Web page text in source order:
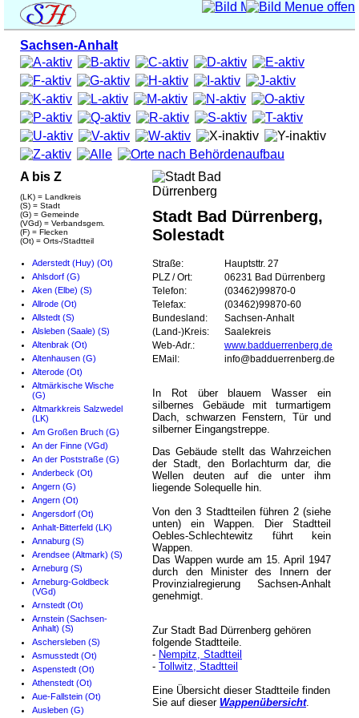
Sachsen-Anhalt
A bis Z
(LK) = Landkreis
(S) = Stadt
(G) = Gemeinde
(VGd) = Verbandsgem.
(F) = Flecken
(Ot) = Orts-/Stadtteil
Aderstedt (Huy) (Ot)
Ahlsdorf (G)
Aken (Elbe) (S)
Allrode (Ot)
Allstedt (S)
Alsleben (Saale) (S)
Altenbrak (Ot)
Altenhausen (G)
Alterode (Ot)
Altmärkische Wische
(G)
Altmarkkreis Salzwedel
(LK)
Am Großen Bruch (G)
An der Finne (VGd)
An der Poststraße (G)
Anderbeck (Ot)
Angern (G)
Angern (Ot)
Angersdorf (Ot)
Anhalt-Bitterfeld (LK)
Annaburg (S)
Arendsee (Altmark) (S)
Arneburg (S)
Arneburg-Goldbeck
(VGd)
Arnstedt (Ot)
Arnstein (Sachsen-
Anhalt) (S)
Aschersleben (S)
Asmusstedt (Ot)
Aspenstedt (Ot)
Athenstedt (Ot)
Aue-Fallstein (Ot)
Ausleben (G)
Stadt Bad Dürrenberg,
Solestadt
Straße:
Hauptsttr. 27
PLZ / Ort:
06231 Bad Dürrenberg
Telefon:
(03462)99870-0
Telefax:
(03462)99870-60
Bundesland:
Sachsen-Anhalt
(Land-)Kreis:
Saalekreis
Web-Adr.:
www.badduerrenberg.de
EMail:
info@badduerrenberg.de
In Rot über blauem Wasser ein
silbernes Gebäude mit turmartigem
Dach, schwarzen Fenstern, Tür und
silberner Eingangstreppe.
Das Gebäude stellt das Wahrzeichen
der Stadt, den Borlachturm dar, die
Wellen deuten auf die unter ihm
liegende Solequelle hin.
Von den 3 Stadtteilen führen 2 (siehe
unten) ein Wappen. Dier Stadtteil
Oebles-Schlechtewitz führt kein
Wappen.
Das Wappen wurde am 15. April 1947
durch den Minister des Innern der
Provinzialregierung Sachsen-Anhalt
genehmigt.
Zur Stadt Bad Dürrenberg gehören
folgende Stadtteile.
- Nempitz, Stadtteil
- Tollwitz, Stadtteil
Eine Übersicht dieser Stadtteile finden
Sie auf dieser Wappenübersicht.